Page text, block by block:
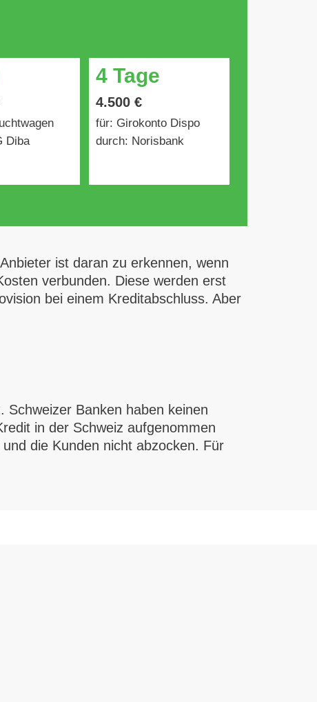
Diba
4 Tage
4.500 €
für: Girokonto Dispo
durch: Norisbank
ist daran zu erkennen, wenn
verbunden. Diese werden erst
bei einem Kreditabschluss. Aber
Banken haben keinen
in der Schweiz aufgenommen
die Kunden nicht abzocken. Für